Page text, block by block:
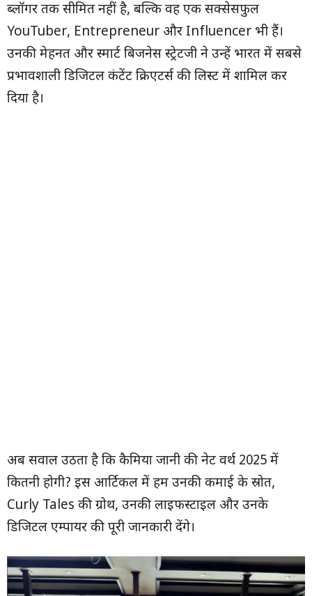
ब्लॉगर तक सीमित नहीं है, बल्कि वह एक सक्सेसफुल
YouTuber, Entrepreneur और Influencer भी हैं।
उनकी मेहनत और स्मार्ट बिजनेस स्ट्रेटजी ने उन्हें भारत में सबसे
प्रभावशाली डिजिटल कंटेंट क्रिएटर्स की लिस्ट में शामिल कर
दिया है।
अब सवाल उठता है कि कैमिया जानी की नेट वर्थ 2025 में
कितनी होगी? इस आर्टिकल में हम उनकी कमाई के स्रोत,
Curly Tales की ग्रोथ, उनकी लाइफस्टाइल और उनके
डिजिटल एम्पायर की पूरी जानकारी देंगे।